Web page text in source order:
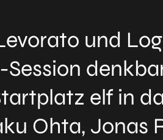
und
elf in
Ohta, Jonas